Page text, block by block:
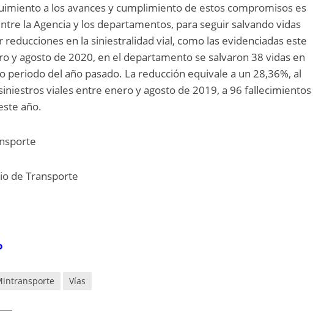
a los avances y cumplimiento de estos compromisos es
la Agencia y los departamentos, para seguir salvando vidas
reducciones en la siniestralidad vial, como las evidenciadas este
y agosto de 2020, en el departamento se salvaron 38 vidas en
periodo del año pasado. La reducción equivale a un 28,36%, al
viales entre enero y agosto de 2019, a 96 fallecimientos
año.
de Transporte
Vías